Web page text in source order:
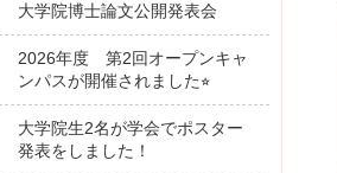
大学院博士論文公開発表会
2026年度 第2回オープンキャ
ンパスが開催されました⭐︎
大学院生2名が学会でポスター
発表をしました！